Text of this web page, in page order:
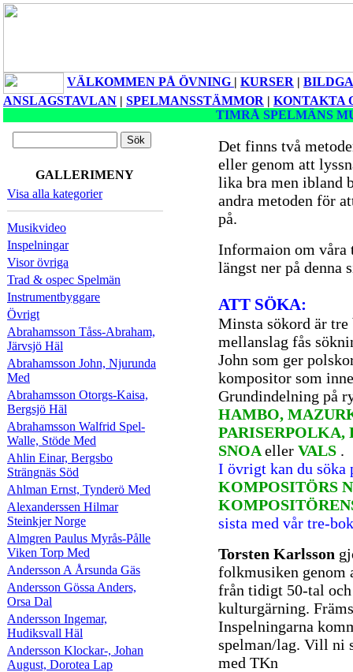
VÄLKOMMEN PÅ ÖVNING | KURSER |
ANSLAGSTAVLAN | SPELMANSSTÄMMOR | KONTAKTA
TIMRÅ SPELMÄNS
GALLERIMENY
Visa alla kategorier
Musikvideo
Inspelningar
Visor övriga
Trad & ospec Spelmän
Instrumentbyggare
Övrigt
Abrahamsson Tåss-Abraham,
Järvsjö Häl
Abrahamsson John, Njurunda
Med
Abrahamsson Otorgs-Kaisa,
Bergsjö Häl
Abrahamsson Walfrid Spel-
Walle, Stöde Med
Ahlin Einar, Bergsbo
Strängnäs Söd
Ahlman Ernst, Tynderö Med
Alexanderssen Hilmar
Steinkjer Norge
Almgren Paulus Myrås-Pålle
Viken Torp Med
Andersson A Årsunda Gäs
Andersson Gössa Anders,
Orsa Dal
Andersson Ingemar,
Hudiksvall Häl
Andersson Klockar-, Johan
August, Dorotea Lap
Det finns två
eller genom att
lika bra men ibland
andra metoden för
på.
Informaion om våra
längst ner på denna
ATT SÖKA:
Minsta sökord är tre
mellanslag fås
John som ger
kompositor som
Grundindelning på
HAMBO,
PARISERPOLKA,
SNOA eller VALS .
I övrigt kan du söka
KOMPOSITÖRS
sista med vår tre-
Torsten Karlsson
folkmusiken genom
från tidigt 50-tal
kulturgärning.
Inspelningarna
spelman/lag. Vill ni
med TKn